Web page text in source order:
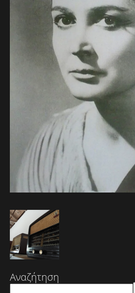
Αναζήτηση